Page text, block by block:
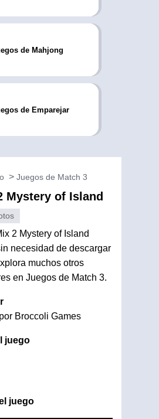
de Mahjong
de Emparejar
Juegos de Match 3
Mystery of Island
2 Mystery of Island
necesidad de descargar
muchos otros
en Juegos de Match 3.
Broccoli Games
juego
juego